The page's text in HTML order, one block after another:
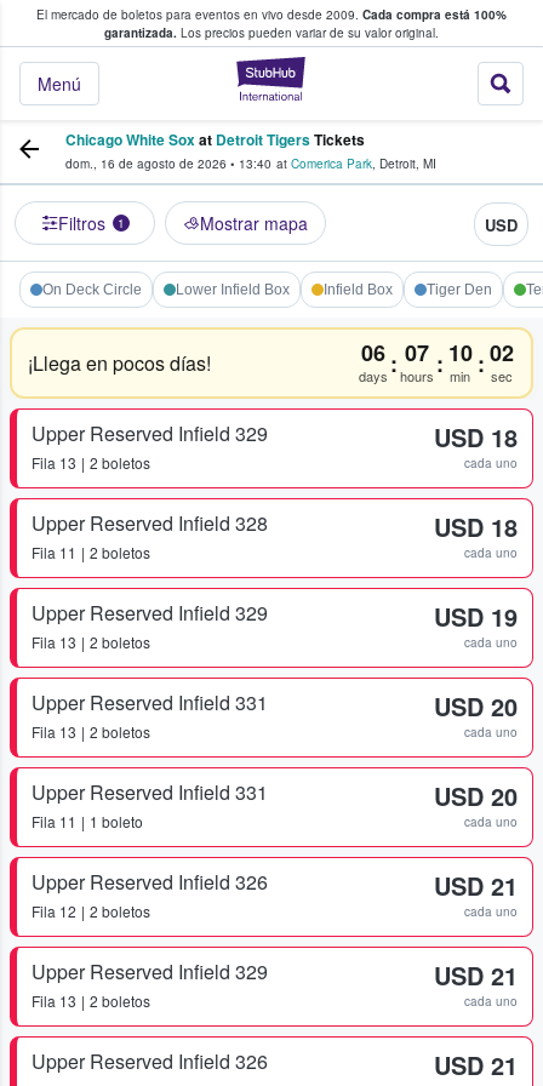
El mercado de boletos para eventos en vivo desde 2009. Cada compra está 100%
garantizada. Los precios pueden variar de su valor original.
StubHub: donde
Menú
fans compran y venden boletos
Chicago White Soxat Detroit TigersTickets
dom., 16 de agosto de 2026 • 13:40 at Comerica Park, Detroit, MI
Filtros 1 Mostrar mapa USD
On Deck Circle Lower Infield Box Infield Box Tiger Den
¡Llega en pocos días! 06
days : 07
hours : 10
min :02
sec
Upper Reserved Infield 329
Fila 13 2 boletos
USD 18
cada uno
Upper Reserved Infield 328
Fila 11 2 boletos
USD 18
cada uno
Upper Reserved Infield 329
Fila 13 2 boletos
USD 19
cada uno
Upper Reserved Infield 331
Fila 13 2 boletos
USD 20
cada uno
Upper Reserved Infield 331
Fila 11 1 boleto
USD 20
cada uno
Upper Reserved Infield 326
Fila 12 2 boletos
USD 21
cada uno
Upper Reserved Infield 329
Fila 13 2 boletos
USD 21
cada uno
Upper Reserved Infield 326 USD 21